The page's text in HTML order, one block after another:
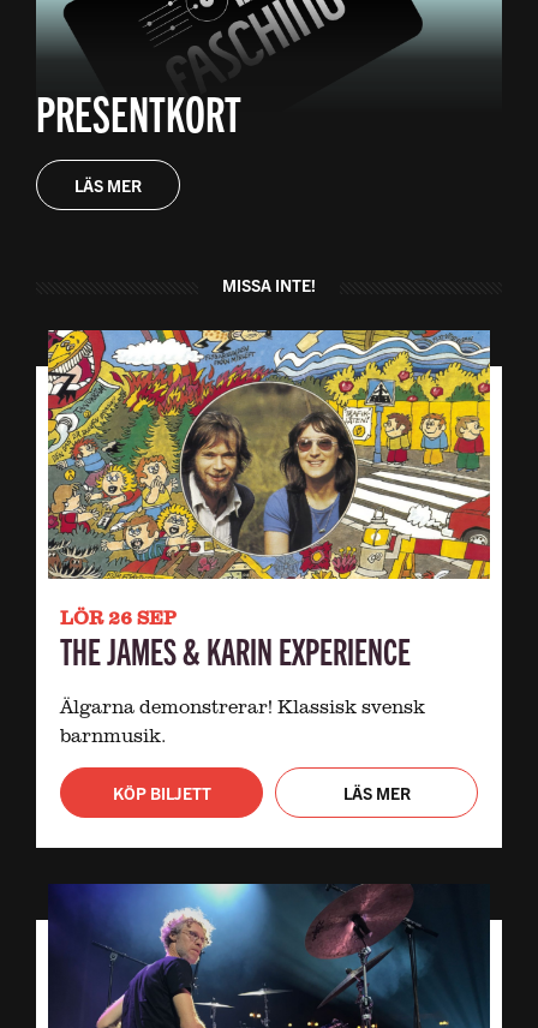
PRESENTKORT
LÄS MER
MISSA INTE!
LÖR 26 SEP
THE JAMES & KARIN EXPERIENCE
Älgarna demonstrerar! Klassisk svensk
barnmusik.
KÖP BILJETT LÄS MER